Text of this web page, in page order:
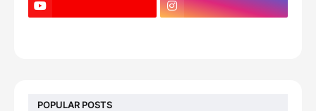
POPULAR POSTS